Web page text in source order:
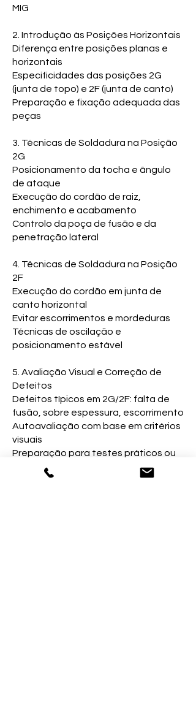
MIG
2. Introdução às Posições Horizontais
Diferença entre posições planas e
horizontais
Especificidades das posições 2G
(junta de topo) e 2F (junta de canto)
Preparação e fixação adequada das
peças
3. Técnicas de Soldadura na Posição
2G
Posicionamento da tocha e ângulo
de ataque
Execução do cordão de raiz,
enchimento e acabamento
Controlo da poça de fusão e da
penetração lateral
4. Técnicas de Soldadura na Posição
2F
Execução do cordão em junta de
canto horizontal
Evitar escorrimentos e mordeduras
Técnicas de oscilação e
posicionamento estável
5. Avaliação Visual e Correção de
Defeitos
Defeitos típicos em 2G/2F: falta de
fusão, sobre espessura, escorrimento
Autoavaliação com base em critérios
visuais
Preparação para testes práticos ou
certificações